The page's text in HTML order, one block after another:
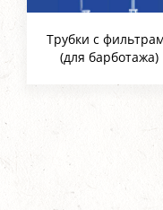
Трубки с
​​​(для барботажа)